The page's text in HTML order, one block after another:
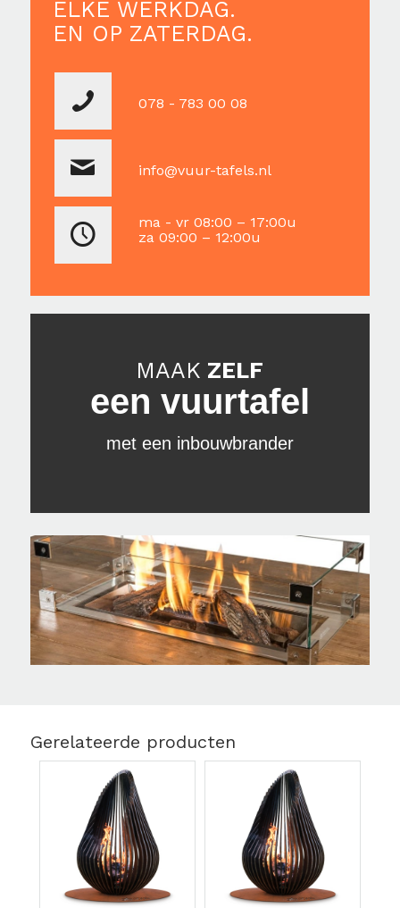
ELKE WERKDAG.
EN OP ZATERDAG.
078 - 783 00 08
info@vuur-tafels.nl
ma - vr 08:00 – 17:00u
za 09:00 – 12:00u
MAAK ZELF
een vuurtafel
met een inbouwbrander
Gerelateerde producten